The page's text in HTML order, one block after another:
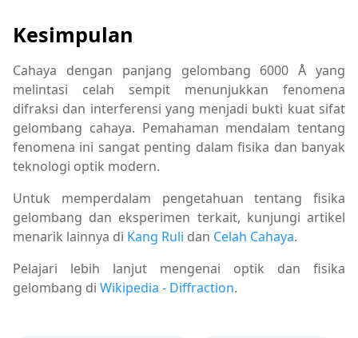
Kesimpulan
Cahaya dengan panjang gelombang 6000 Å yang
melintasi celah sempit menunjukkan fenomena
difraksi dan interferensi yang menjadi bukti kuat sifat
gelombang cahaya. Pemahaman mendalam tentang
fenomena ini sangat penting dalam fisika dan banyak
teknologi optik modern.
Untuk memperdalam pengetahuan tentang fisika
gelombang dan eksperimen terkait, kunjungi artikel
menarik lainnya di Kang Ruli dan Celah Cahaya.
Pelajari lebih lanjut mengenai optik dan fisika
gelombang di Wikipedia - Diffraction.